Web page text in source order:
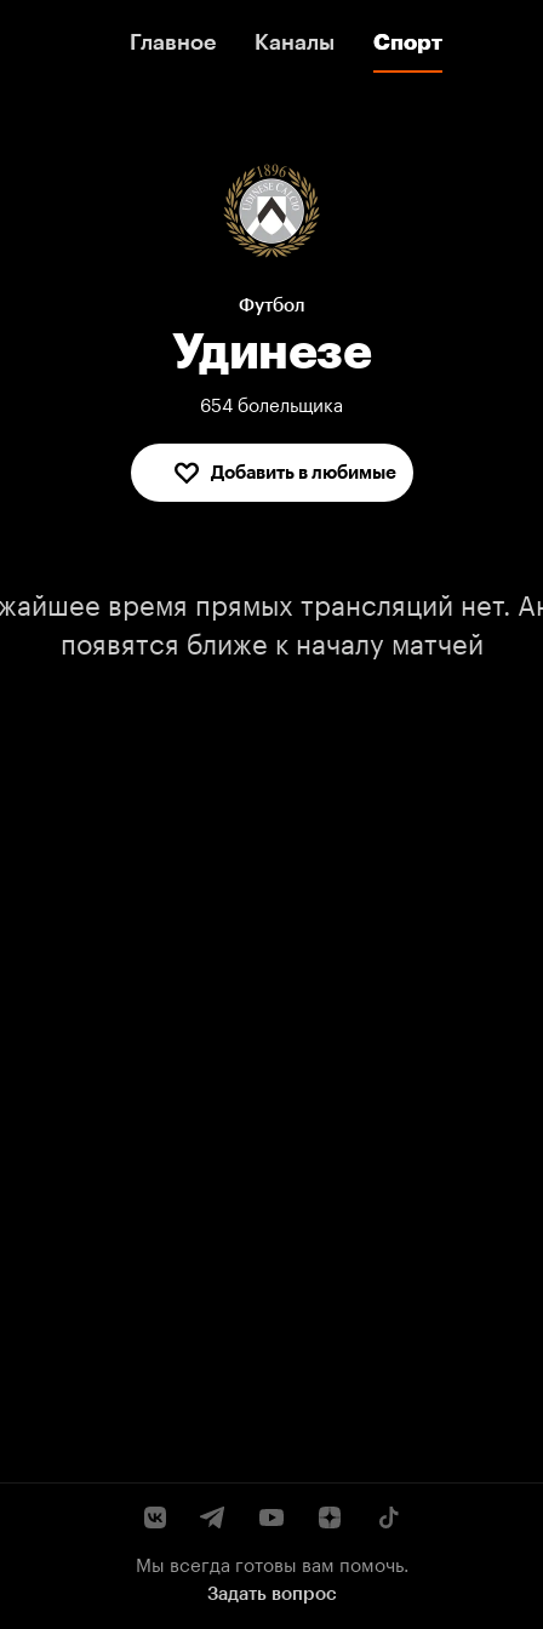
Главное Каналы Спорт
Главное Каналы Спорт
Футбол
Удинезе
654 болельщика
Добавить в любимые
В любимых
время прямых трансляций нет.
появятся ближе к началу матчей
Мы всегда готовы вам помочь.
Задать вопрос